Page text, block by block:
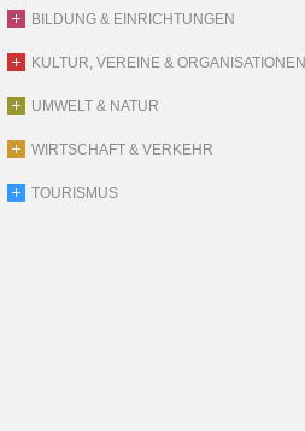
BILDUNG & EINRICHTUNGEN
KULTUR, VEREINE & ORGANISATIONEN
UMWELT & NATUR
WIRTSCHAFT & VERKEHR
TOURISMUS